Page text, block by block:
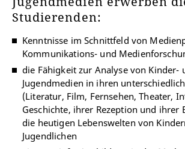
Studierenden:
Kenntnisse im Schnittfeld von
Kommunikations- und
die Fähigkeit zur Analyse von Kinder-
Jugendmedien in ihren
(Literatur, Film, Fernsehen, Theater,
Geschichte, ihrer Rezeption und ihrer
die heutigen Lebenswelten von
Jugendlichen